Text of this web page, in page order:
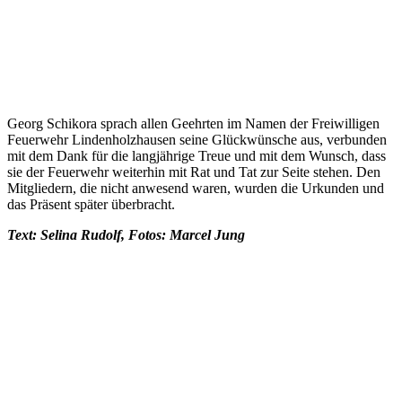
Georg Schikora sprach allen Geehrten im Namen der Freiwilligen
Feuerwehr Lindenholzhausen seine Glückwünsche aus, verbunden
mit dem Dank für die langjährige Treue und mit dem Wunsch, dass
sie der Feuerwehr weiterhin mit Rat und Tat zur Seite stehen. Den
Mitgliedern, die nicht anwesend waren, wurden die Urkunden und
das Präsent später überbracht.
Text: Selina Rudolf, Fotos: Marcel Jung